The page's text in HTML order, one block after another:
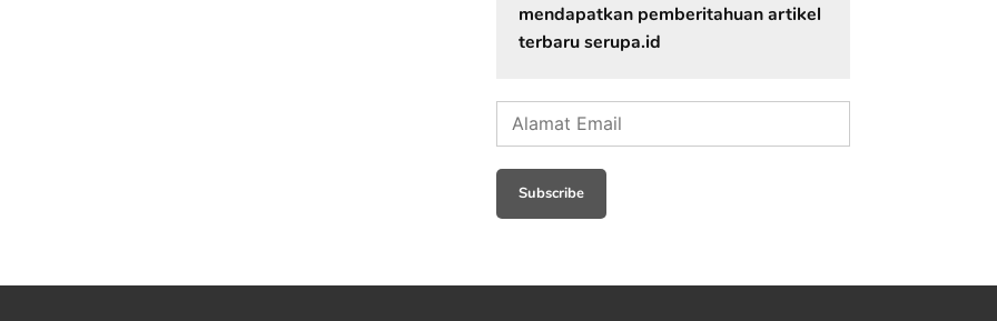
mendapatkan pemberitahuan artikel
terbaru serupa.id
Alamat
Email
Subscribe